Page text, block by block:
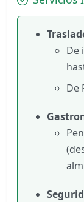
De
De